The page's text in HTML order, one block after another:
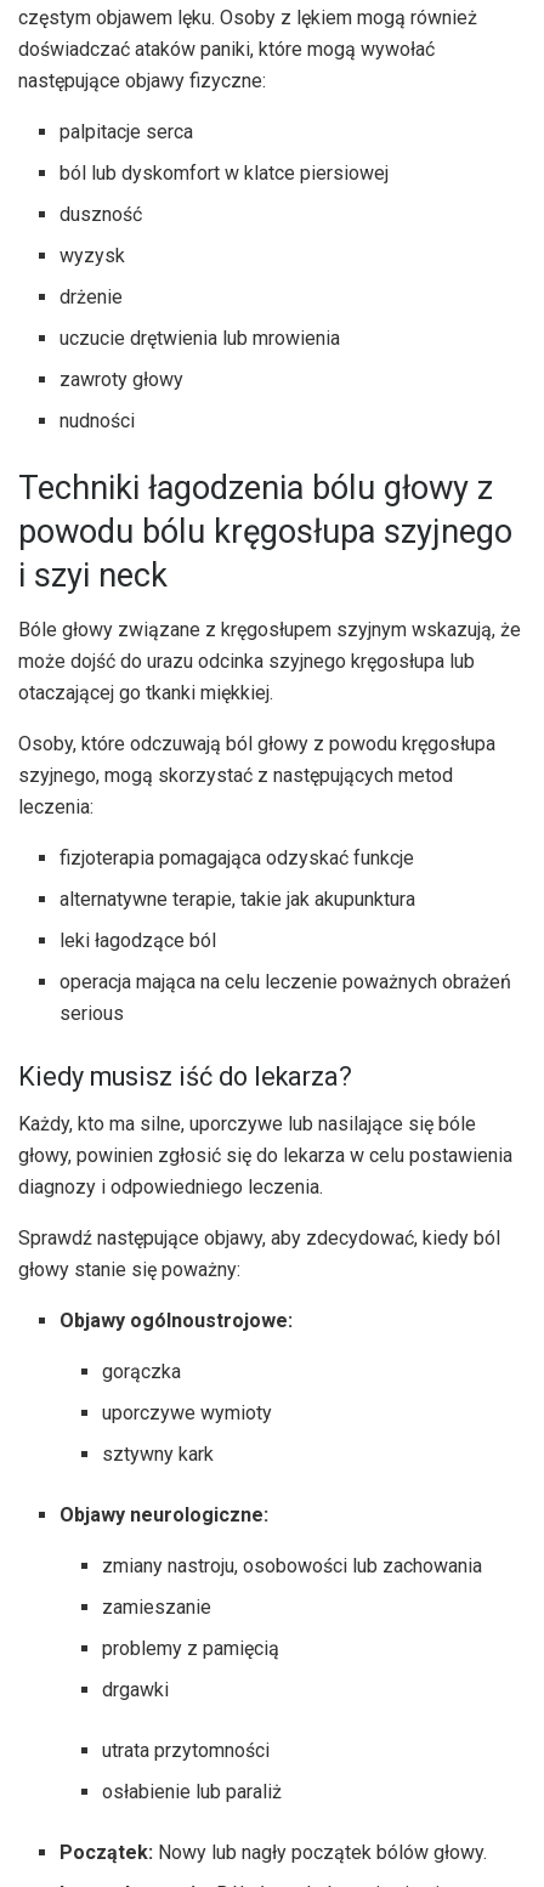
częstym objawem lęku. Osoby z lękiem mogą również
doświadczać ataków paniki, które mogą wywołać
następujące objawy fizyczne:
palpitacje serca
ból lub dyskomfort w klatce piersiowej
duszność
wyzysk
drżenie
uczucie drętwienia lub mrowienia
zawroty głowy
nudności
Techniki łagodzenia bólu głowy z
powodu bólu kręgosłupa szyjnego
i szyi neck
Bóle głowy związane z kręgosłupem szyjnym wskazują, że
może dojść do urazu odcinka szyjnego kręgosłupa lub
otaczającej go tkanki miękkiej.
Osoby, które odczuwają ból głowy z powodu kręgosłupa
szyjnego, mogą skorzystać z następujących metod
leczenia:
fizjoterapia pomagająca odzyskać funkcje
alternatywne terapie, takie jak akupunktura
leki łagodzące ból
operacja mająca na celu leczenie poważnych obrażeń
serious
Kiedy musisz iść do lekarza?
Każdy, kto ma silne, uporczywe lub nasilające się bóle
głowy, powinien zgłosić się do lekarza w celu postawienia
diagnozy i odpowiedniego leczenia.
Sprawdź następujące objawy, aby zdecydować, kiedy ból
głowy stanie się poważny:
Objawy ogólnoustrojowe:
gorączka
uporczywe wymioty
sztywny kark
Objawy neurologiczne:
zmiany nastroju, osobowości lub zachowania
zamieszanie
problemy z pamięcią
drgawki
utrata przytomności
osłabienie lub paraliż
Początek: Nowy lub nagły początek bólów głowy.